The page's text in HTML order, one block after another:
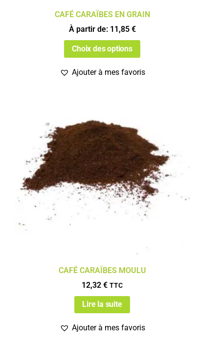
CAFÉ CARAÏBES EN GRAIN
À partir de: 11,85 €
Choix des options
Ajouter à mes favoris
CAFÉ CARAÏBES MOULU
12,32 € TTC
Lire la suite
Ajouter à mes favoris